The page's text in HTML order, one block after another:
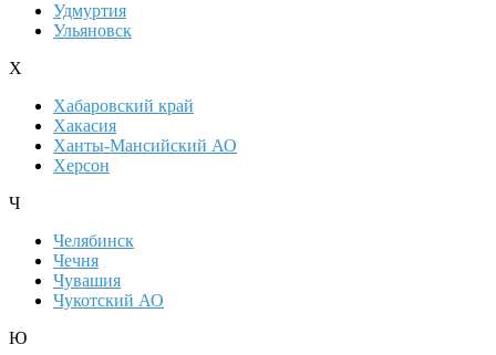
Удмуртия
Ульяновск
Х
Хабаровский край
Хакасия
Ханты-Мансийский АО
Херсон
Ч
Челябинск
Чечня
Чувашия
Чукотский АО
Ю